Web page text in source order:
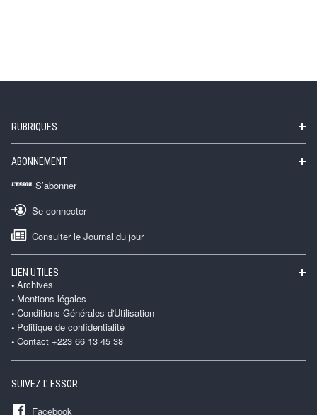
RUBRIQUES
ABONNEMENT
S’abonner
Se connecter
Consulter le Journal du jour
LIEN UTILES
Archives
Mentions légales
Conditions Générales d'Utilisation
Politique de confidentialité
Contact +223 66 13 45 38
SUIVEZ L' ESSOR
Facebook